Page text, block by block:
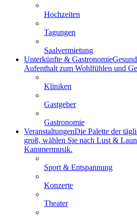
Hochzeiten
Tagungen
Saalvermietung
Unterkünfte & Gastronomie
Aufenthalt zum Wohlfühlen und
Kliniken
Gastgeber
Gastronomie
VeranstaltungenDie Palette der
groß, wählen Sie nach Lust &
Kammermusik.
Sport & Entspannung
Konzerte
Theater